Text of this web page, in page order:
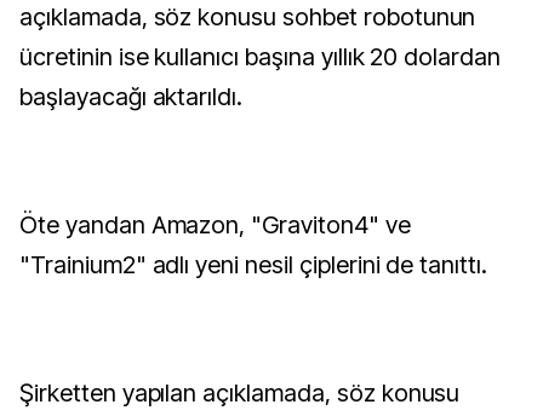
açıklamada, söz konusu sohbet robotunun
ücretinin ise kullanıcı başına yıllık 20 dolardan
başlayacağı aktarıldı.
Öte yandan Amazon, "Graviton4" ve
"Trainium2" adlı yeni nesil çiplerini de tanıttı.
Şirketten yapılan açıklamada, söz konusu